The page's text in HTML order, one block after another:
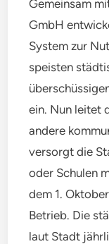
Gemeinsam
GmbH
System zur
speisten
ein. Nun leitet
andere
versorgt die
oder Schulen
dem 1.
Betrieb. Die
laut Stadt